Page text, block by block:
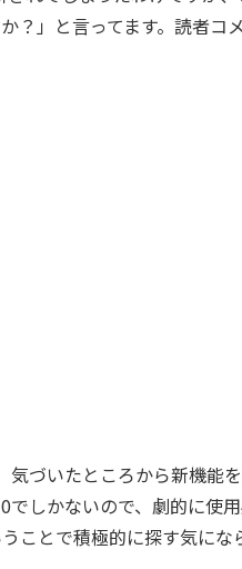
？」と言ってます。読者コ
づいたところから新機能
しかないので、劇的に使
ことで積極的に探す気にな